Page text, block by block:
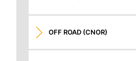
OFF ROAD (CNOR)